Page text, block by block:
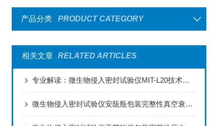
产品分类 PRODUCT CATEGORY
相关文章 RELATED ARTICLES
专业解读：微生物侵入密封试验仪MIT-L20技术优势与应用解析
微生物侵入密封试验仪安瓿瓶包装完整性真空衰减验证方案